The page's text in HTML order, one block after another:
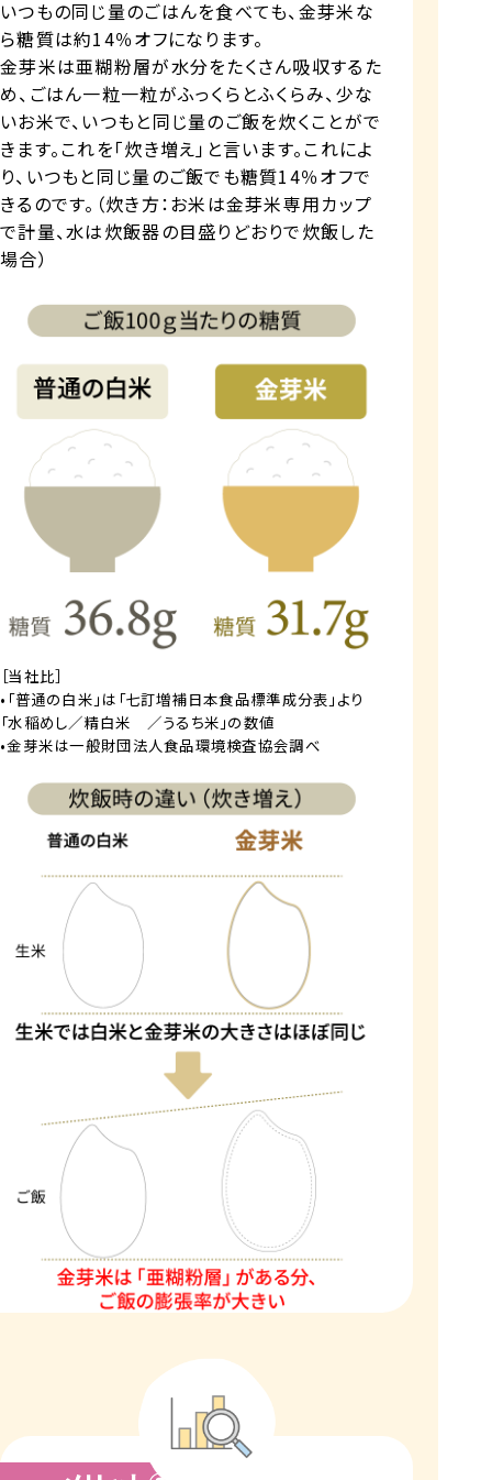
いつもの同じ量のごはんを食べても、金芽米な
ら糖質は約14％オフになります。
金芽米は亜糊粉層が水分をたくさん吸収するた
め、ごはん一粒一粒がふっくらとふくらみ、少な
いお米で、いつもと同じ量のご飯を炊くことがで
きます。これを「炊き増え」と言います。これによ
り、いつもと同じ量のご飯でも糖質14％オフで
きるのです。（炊き方：お米は金芽米専用カップ
で計量、水は炊飯器の目盛りどおりで炊飯した
場合）
［当社比］
•「普通の白米」は「七訂増補日本食品標準成分表」より
「水稲めし／精白米 ／うるち米」の数値
•金芽米は一般財団法人食品環境検査協会調べ